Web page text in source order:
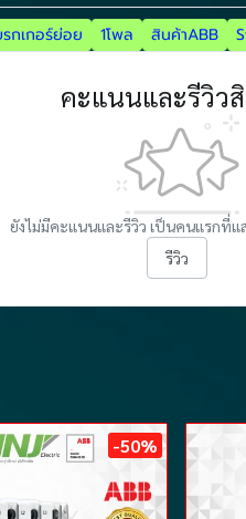
รกเกอร์ย่อย 1โพล สินค้าABB
คะแนนและรีวิว
ยังไม่มีคะแนนและรีวิว เป็นคนแรกที่แ
รีวิว
-50%